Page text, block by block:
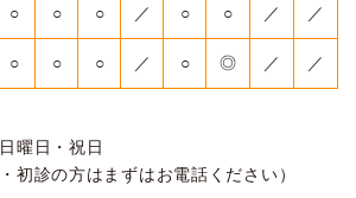
○ ○ ○ ／ ○ ○ ／ ／
○ ○ ○ ／ ○ ◎ ／ ／
曜日・祝日
初診の方はまずはお電話ください）